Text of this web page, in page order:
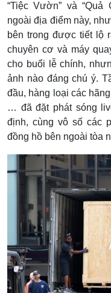
“Tiệc Vườn” và
ngoài địa điểm này,
bên trong được tiết lộ
chuyên cơ và máy
cho buổi lễ chính,
ảnh nào đáng chú ý.
đầu, hàng loại các
… đã đặt phát sóng
định, cùng vô số các
đồng hồ bên ngoài tòa